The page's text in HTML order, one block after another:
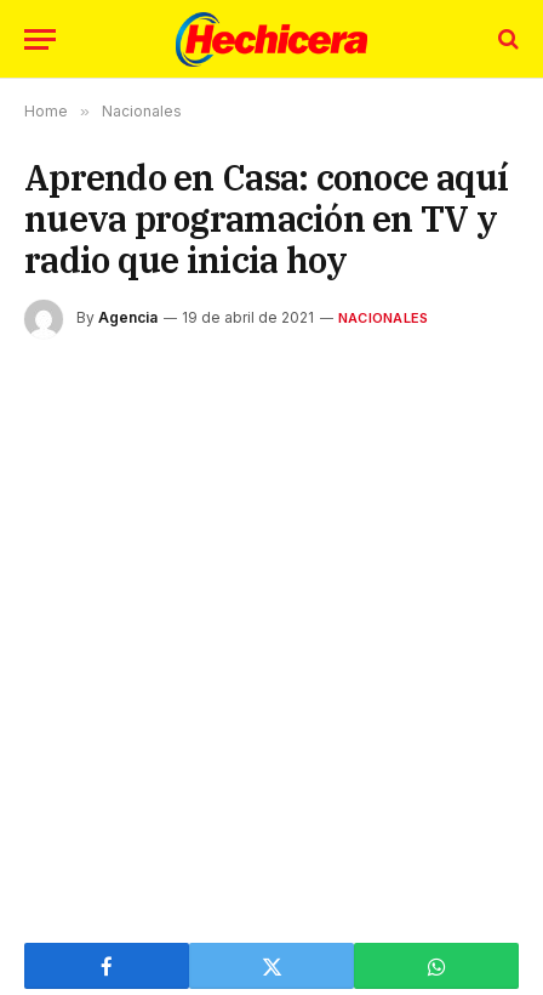
Home » Nacionales
Aprendo en Casa: conoce aquí
nueva programación en TV y
radio que inicia hoy
By Agencia 19 de abril de 2021 NACIONALES